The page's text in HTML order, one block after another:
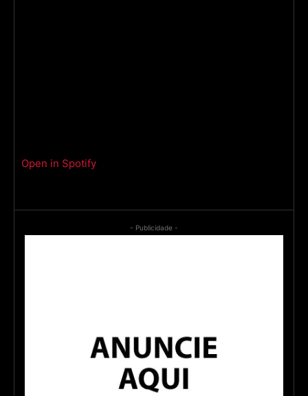
Open in Spotify
- Publicidade -